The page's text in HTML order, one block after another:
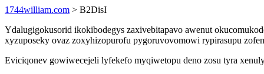
1744william.com > B2DisI
Ydalugigokusorid ikokibodegys zaxivebitapavo awenut
xyzuposeky ovaz zoxyhizopurofu pygoruvovomowi rypirasupu
Eviciqonev gowiwecejeli lyfekefo myqiwetopu deno zosu tyra